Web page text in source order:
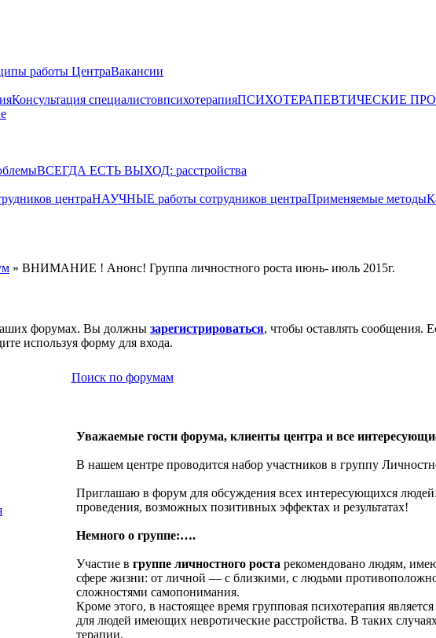
работы ЦентраВакансии
Консультация специалистовпсихотерапияПСИХОТЕРАПЕВТИЧЕСКИЕ
ВСЕГДА ЕСТЬ ВЫХОД: расстройства
центраНАУЧНЫЕ работы сотрудников центраПрименяемые методы
» ВНИМАНИЕ ! Анонс! Группа личностного роста июнь- июль 2015г.
форумах. Вы должны зарегистрироваться, чтобы оставлять сообщения.
используя форму для входа.
Поиск по форумам
Уважаемые гости форума, клиенты центра и все
В нашем центре проводится набор участников в группу
Приглашаю в форум для обсуждения всех интересующихся
проведения, возможных позитивных эффектах и результатах!
Немного о группе:….
Участие в группе личностного роста рекомендовано людям,
сфере жизни: от личной — с близкими, с людьми
сложностями самопонимания.
Кроме этого, в настоящее время групповая психотерапия
для людей имеющих невротические расстройства. В таких
терапии.